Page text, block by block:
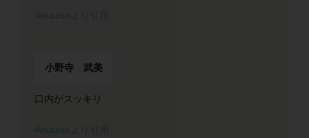
Amazonより引用
小野寺 武美
口内がスッキリ
Amazonより引用